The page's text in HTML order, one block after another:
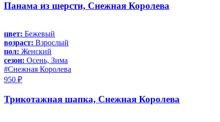
Панама из шерсти, Снежная Королева
цвет: Бежевый
возраст: Взрослый
пол: Женский
сезон: Осень, Зима
#Снежная Королева
950 ₽
Трикотажная шапка, Снежная Королева